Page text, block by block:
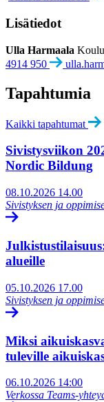
Lisätiedot
Ulla Harmaala
4914 950
Tapahtumia
Kaikki tapahtumat
Sivistysviikon
Nordic Bildung
08.10.2026 14.00
Sivistyksen ja
alueille
05.10.2026 17.00
Sivistyksen ja
Miksi
tuleville
06.10.2026 14:00
Verkossa Teams-